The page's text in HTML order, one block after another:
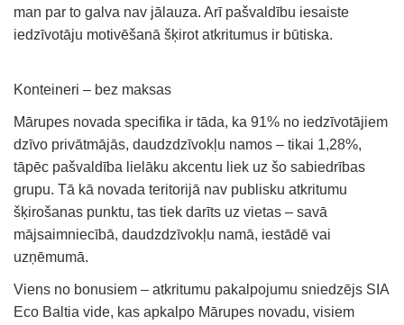
man par to galva nav jālauza. Arī pašvaldību iesaiste
iedzīvotāju motivēšanā šķirot atkritumus ir būtiska.
Konteineri – bez maksas
Mārupes novada specifika ir tāda, ka 91% no iedzīvotājiem
dzīvo privātmājās, daudzdzīvokļu namos – tikai 1,28%,
tāpēc pašvaldība lielāku akcentu liek uz šo sabiedrības
grupu. Tā kā novada teritorijā nav publisku atkritumu
šķirošanas punktu, tas tiek darīts uz vietas – savā
mājsaimniecībā, daudzdzīvokļu namā, iestādē vai
uzņēmumā.
Viens no bonusiem – atkritumu pakalpojumu sniedzējs SIA
Eco Baltia vide, kas apkalpo Mārupes novadu, visiem